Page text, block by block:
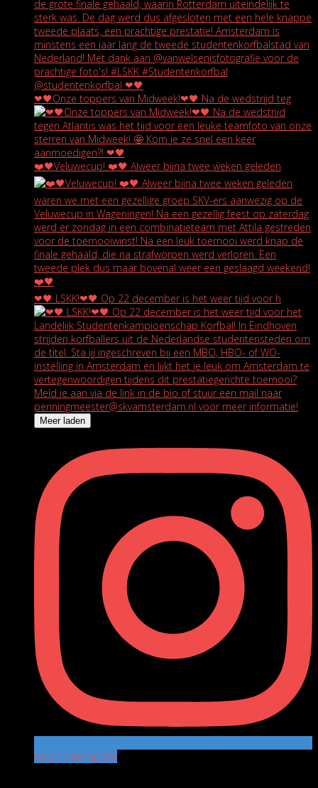
❤🖤Onze toppers van Midweek!❤🖤 Na de wedstrijd teg
❤️🖤Veluwecup! ❤️🖤 Alweer bijna twee weken geleden
❤🖤 LSKK!❤🖤 Op 22 december is het weer tijd voor h
Meer laden
Volg op Instagram